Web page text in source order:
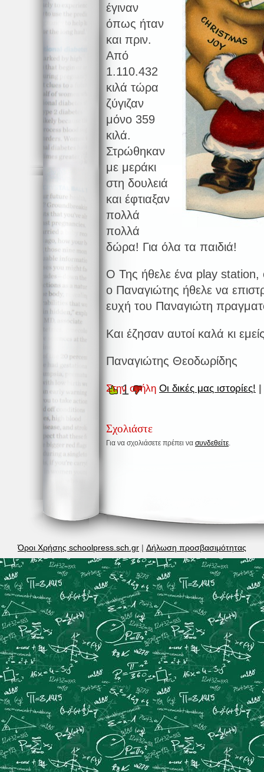
έγιναν
όπως ήταν
και πριν.
Από
1.110.432
κιλά τώρα
ζύγιζαν
μόνο 359
κιλά.
Στρώθηκαν
με μεράκι
στη δουλειά
και έφτιαξαν
πολλά
πολλά
δώρα! Για όλα τα παιδιά!
Ο Της ήθελε ένα play station,
ο Παναγιώτης ήθελε να
ευχή του Παναγιώτη
Και έζησαν αυτοί καλά κι
Παναγιώτης Θεοδωρίδης
Στην στήλη Οι δικές μας ιστορίες! |
1
Σχολιάστε
Για να σχολιάσετε πρέπει να συνδεθείτε.
Όροι Χρήσης schoolpress.sch.gr | Δήλωση προσβασιμότητας